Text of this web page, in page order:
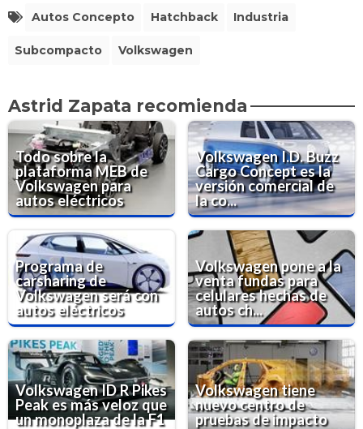
Autos Concepto Hatchback Industria
Subcompacto Volkswagen
Astrid Zapata recomienda
Todo sobre la
plataforma MEB de
Volkswagen para
autos eléctricos
Volkswagen I.D. Buzz
Cargo Concept es la
versión comercial de
la co...
Programa de
carsharing de
Volkswagen será con
autos eléctricos
Volkswagen pone a la
venta fundas para
celulares hechas de
autos ch...
Volkswagen ID R Pikes
Peak es más veloz que
un monoplaza de la F1
Volkswagen tiene
nuevo centro de
pruebas de impacto